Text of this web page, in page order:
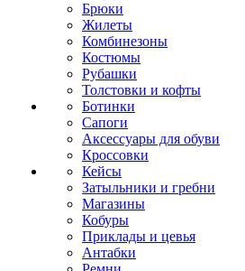
Брюки
Жилеты
Комбинезоны
Костюмы
Рубашки
Толстовки и кофты
Ботинки
Сапоги
Аксессуары для обуви
Кроссовки
Кейсы
Затыльники и гребни
Магазины
Кобуры
Приклады и цевья
Антабки